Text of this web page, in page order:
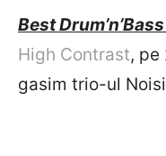
Best
High Contrast,
gasim trio-ul